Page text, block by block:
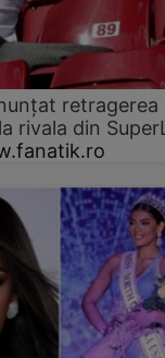
retragerea
rivala din